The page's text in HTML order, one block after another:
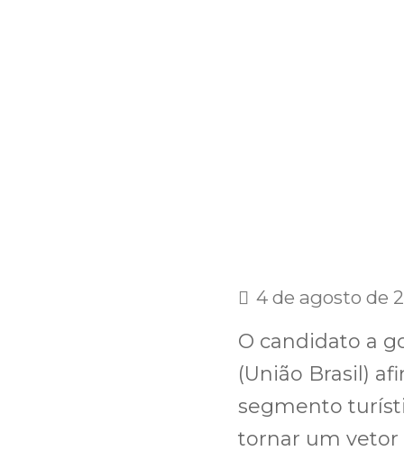
4 de agosto de
O candidato a
(União Brasil)
segmento
tornar um vetor